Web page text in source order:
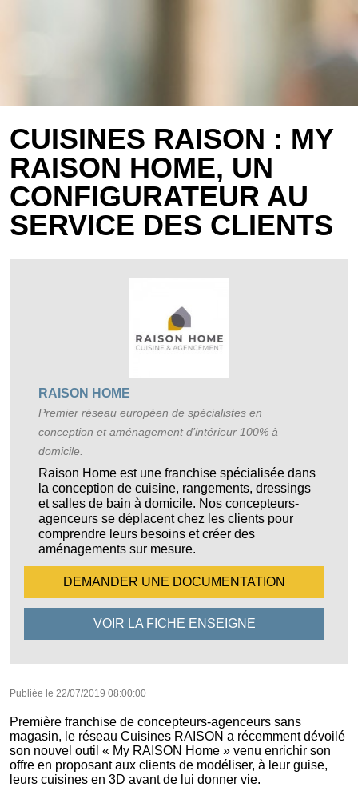
CUISINES RAISON : MY
RAISON HOME, UN
CONFIGURATEUR AU
SERVICE DES CLIENTS
RAISON HOME
Premier réseau européen de spécialistes en
conception et aménagement d’intérieur 100% à
domicile.
Raison Home est une franchise spécialisée dans
la conception de cuisine, rangements, dressings
et salles de bain à domicile. Nos concepteurs-
agenceurs se déplacent chez les clients pour
comprendre leurs besoins et créer des
aménagements sur mesure.
DEMANDER UNE DOCUMENTATION
VOIR LA FICHE ENSEIGNE
Publiée le 22/07/2019 08:00:00
Première franchise de concepteurs-agenceurs sans
magasin, le réseau Cuisines RAISON a récemment dévoilé
son nouvel outil « My RAISON Home » venu enrichir son
offre en proposant aux clients de modéliser, à leur guise,
leurs cuisines en 3D avant de lui donner vie.